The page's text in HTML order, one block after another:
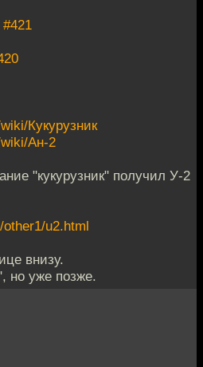
#421
Кукурузник
Ан-2
"кукурузник" получил У-2
u2.html
внизу.
но уже позже.